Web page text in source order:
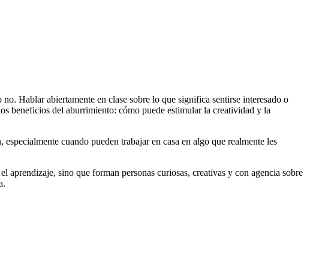
Hablar abiertamente en clase sobre lo que significa sentirse interesado o
beneficios del aburrimiento: cómo puede estimular la creatividad y la
cuando pueden trabajar en casa en algo que realmente les
aprendizaje, sino que forman personas curiosas, creativas y con agencia sobre